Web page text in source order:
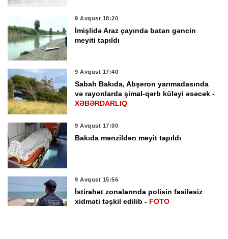
9 Avqust 18:20
İmişlidə Araz çayında batan gəncin
meyiti tapıldı
9 Avqust 17:40
Sabah Bakıda, Abşeron yarımadasında
və rayonlarda şimal-qərb küləyi əsəcək -
XƏBƏRDARLIQ
9 Avqust 17:00
Bakıda mənzildən meyit tapıldı
9 Avqust 15:56
İstirahət zonalarında polisin fasiləsiz
xidməti təşkil edilib - FOTO